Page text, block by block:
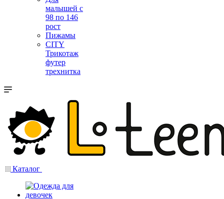
малышей с
98 по 146
рост
Пижамы
CITY
Трикотаж
футер
трехнитка
Каталог